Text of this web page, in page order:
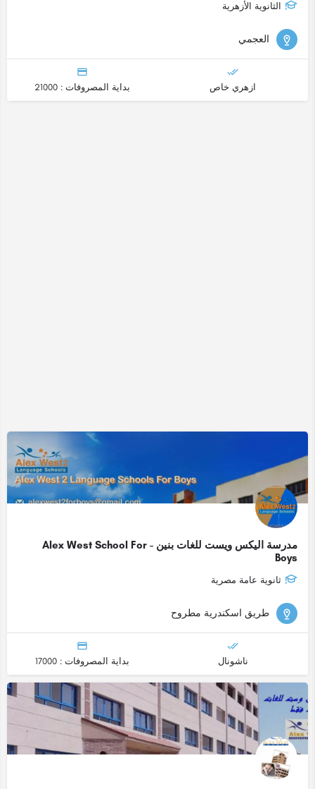
الثانوية الأزهرية
العجمي
ازهري خاص بداية المصروفات : 21000
مدرسة اليكس ويست للغات بنين - Alex West School For
Boys
ثانوية عامة مصرية
طريق اسكندرية مطروح
ناشونال بداية المصروفات : 17000